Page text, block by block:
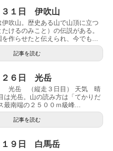
３１日 伊吹山
吹山。歴史ある山で山頂に立つ
けるのみこと）の伝説がある。
作らせたと伝えられ、今でも...
記事を読む
２６日 光岳
光岳 （縦走３日目） 天気 晴
は光岳。山の読み方は「てかりだ
最南端の２５００ｍ級峰...
記事を読む
１９日 白馬岳